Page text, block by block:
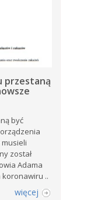
przestaną
być
został
Adama
..
więcej